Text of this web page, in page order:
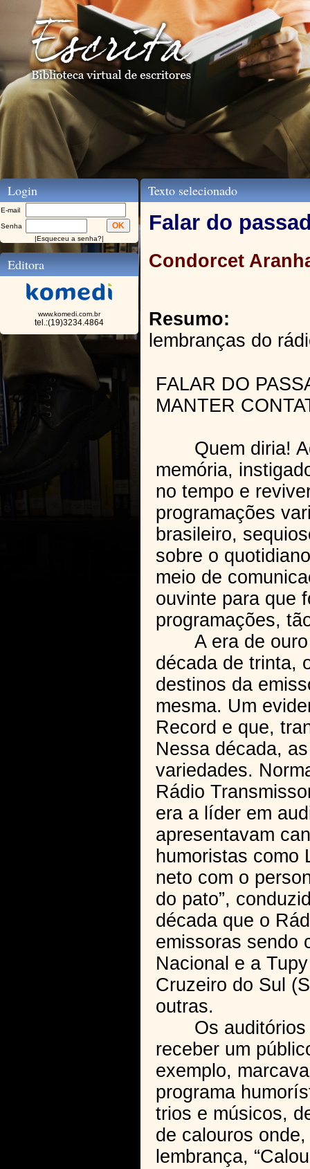
Login
E-mail
Senha
|Esqueceu a senha?|
Editora
www.komedi.com.br
tel.:(19)3234.4864
Texto selecionado
Falar do
Condorcet
Resumo:
lembranças do
FALAR DO
MANTER
Quem diria!
memória,
no tempo e
programações
brasileiro,
sobre o
meio de
ouvinte para que
programações,
A era de ouro
década de trinta,
destinos da
mesma. Um
Record e que,
Nessa década,
variedades.
Rádio
era a líder em
apresentavam
humoristas como
neto com o
do pato”,
década que o
emissoras sendo
Nacional e a
Cruzeiro do Sul
outras.
Os auditórios
receber um
exemplo,
programa
trios e músicos,
de calouros
lembrança,